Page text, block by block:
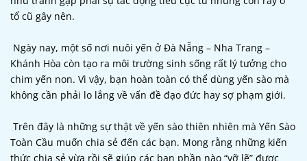
tổ cũ gây nên.
Ngày nay, một số nơi nuôi yến ở Đà Nẵng – Nha Trang –
Khánh Hòa còn tạo ra môi trường sinh sống rất lý tưởng cho
chim yến non. Vì vậy, bạn hoàn toàn có thể dùng yến sào mà
không cần phải lo lắng về vấn đề đạo đức hay sợ phạm giới.
Trên đây là những sự thật về yến sào thiên nhiên mà Yến Sào
Toàn Cầu muốn chia sẻ đến các bạn. Mong rằng những kiến
thức chia sẻ vừa rồi sẽ giúp các bạn phần nào “vỡ lẽ” được